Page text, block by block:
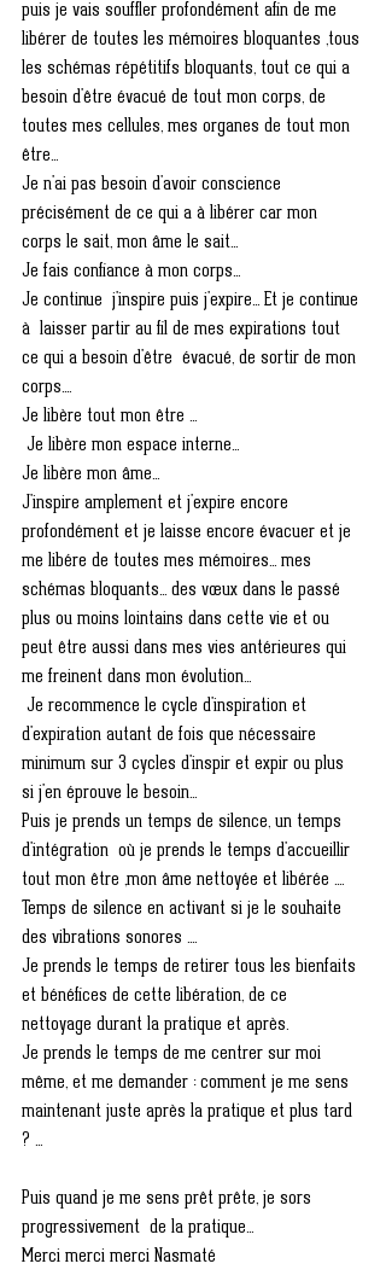
puis je vais souffler profondément afin de me
libérer de toutes les mémoires bloquantes ,tous
les schémas répétitifs bloquants, tout ce qui a
besoin d'être évacué de tout mon corps, de
toutes mes cellules, mes organes de tout mon
être...
Je n'ai pas besoin d'avoir conscience
précisément de ce qui a à libérer car mon
corps le sait, mon âme le sait...
Je fais confiance à mon corps...
Je continue  j'inspire puis j'expire... Et je continue
à  laisser partir au fil de mes expirations tout
ce qui a besoin d'être  évacué, de sortir de mon
corps....
Je libère tout mon être ...
Je libère mon espace interne...
Je libère mon âme...
J'inspire amplement et j'expire encore
profondément et je laisse encore évacuer et je
me libére de toutes mes mémoires... mes
schémas bloquants... des vœux dans le passé
plus ou moins lointains dans cette vie et ou
peut être aussi dans mes vies antérieures qui
me freinent dans mon évolution...
Je recommence le cycle d'inspiration et
d'expiration autant de fois que nécessaire
minimum sur 3 cycles d'inspir et expir ou plus
si j'en éprouve le besoin...
Puis je prends un temps de silence, un temps
d'intégration  où je prends le temps d'accueillir
tout mon être ,mon âme nettoyée et libérée ....
Temps de silence en activant si je le souhaite
des vibrations sonores ....
Je prends le temps de retirer tous les bienfaits
et bénéfices de cette libération, de ce
nettoyage durant la pratique et après.
Je prends le temps de me centrer sur moi
même, et me demander : comment je me sens
maintenant juste après la pratique et plus tard
? ...
Puis quand je me sens prêt prête, je sors
progressivement  de la pratique...
Merci merci merci Nasmaté